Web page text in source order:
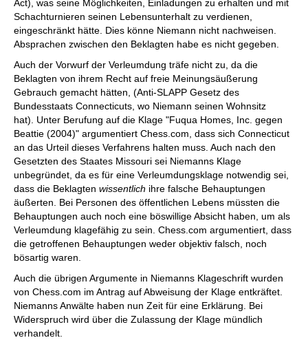
Act), was seine Möglichkeiten, Einladungen zu erhalten und mit
Schachturnieren seinen Lebensunterhalt zu verdienen,
eingeschränkt hätte. Dies könne Niemann nicht nachweisen.
Absprachen zwischen den Beklagten habe es nicht gegeben.
Auch der Vorwurf der Verleumdung träfe nicht zu, da die
Beklagten von ihrem Recht auf freie Meinungsäußerung
Gebrauch gemacht hätten, (Anti-SLAPP Gesetz des
Bundesstaats Connecticuts, wo Niemann seinen Wohnsitz
hat). Unter Berufung auf die Klage "Fuqua Homes, Inc. gegen
Beattie (2004)" argumentiert Chess.com, dass sich Connecticut
an das Urteil dieses Verfahrens halten muss. Auch nach den
Gesetzten des Staates Missouri sei Niemanns Klage
unbegründet, da es für eine Verleumdungsklage notwendig sei,
dass die Beklagten wissentlich ihre falsche Behauptungen
äußerten. Bei Personen des öffentlichen Lebens müssten die
Behauptungen auch noch eine böswillige Absicht haben, um als
Verleumdung klagefähig zu sein. Chess.com argumentiert, dass
die getroffenen Behauptungen weder objektiv falsch, noch
bösartig waren.
Auch die übrigen Argumente in Niemanns Klageschrift wurden
von Chess.com im Antrag auf Abweisung der Klage entkräftet.
Niemanns Anwälte haben nun Zeit für eine Erklärung. Bei
Widerspruch wird über die Zulassung der Klage mündlich
verhandelt.